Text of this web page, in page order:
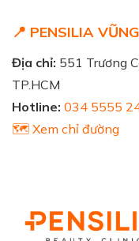
📍 PENSILIA
Địa chỉ: 551 Trương
TP.HCM
Hotline: 034 5555
🗺️ Xem chỉ đường